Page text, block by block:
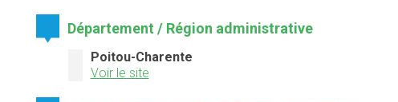
Département / Région administrative
Poitou-Charente
Voir le site